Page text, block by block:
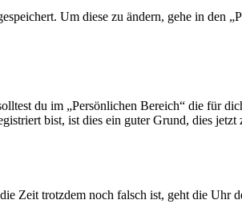
Um diese zu ändern, gehe in den
du im „Persönlichen Bereich“ die für
bist, ist dies ein guter Grund, dies jetzt
Zeit trotzdem noch falsch ist, geht die